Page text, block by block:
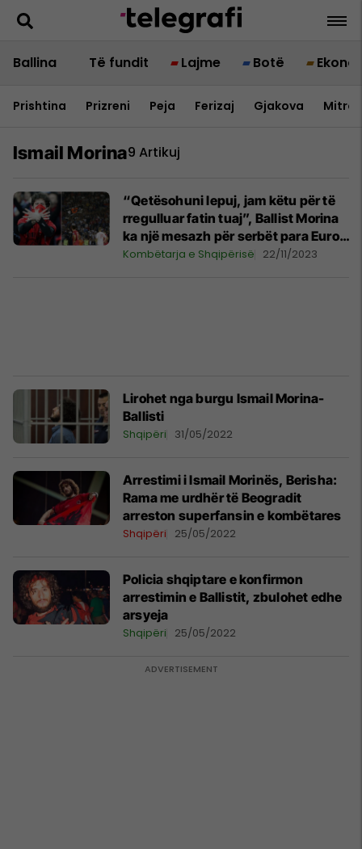
Ballina Të fundit Lajme Botë
Prishtina Prizreni Peja Ferizaj Gjakova
Ismail Morina9 Artikuj
“Qetësohuni lepuj, jam këtu për të
rregulluar fatin tuaj”, Ballist Morina
ka një mesazh për serbët para Euro
2024
Kombëtarja e Shqipërisë 22/11/2023
Lirohet nga burgu Ismail Morina-
Ballisti
Shqipëri 31/05/2022
Arrestimi i Ismail Morinës, Berisha:
Rama me urdhër të Beogradit
arreston superfansin e kombëtares
Shqipëri 25/05/2022
Policia shqiptare e konfirmon
arrestimin e Ballistit, zbulohet edhe
arsyeja
Shqipëri 25/05/2022